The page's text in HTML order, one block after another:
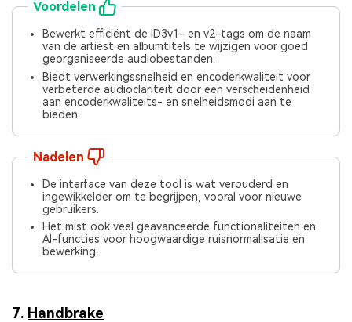
Voordelen
Bewerkt efficiënt de ID3v1- en v2-tags om de naam
van de artiest en albumtitels te wijzigen voor goed
georganiseerde audiobestanden.
Biedt verwerkingssnelheid en encoderkwaliteit voor
verbeterde audioclariteit door een verscheidenheid
aan encoderkwaliteits- en snelheidsmodi aan te
bieden.
Nadelen
De interface van deze tool is wat verouderd en
ingewikkelder om te begrijpen, vooral voor nieuwe
gebruikers.
Het mist ook veel geavanceerde functionaliteiten en
AI-functies voor hoogwaardige ruisnormalisatie en
bewerking.
7. Handbrake